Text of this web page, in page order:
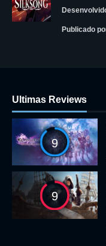
Publicado
Ultimas Reviews
9
9